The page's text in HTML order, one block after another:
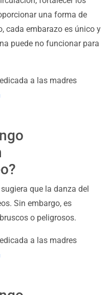
una forma de
cada embarazo es único y
puede no funcionar para
a las madres
que la danza del
Sin embargo, es
o peligrosos.
a las madres